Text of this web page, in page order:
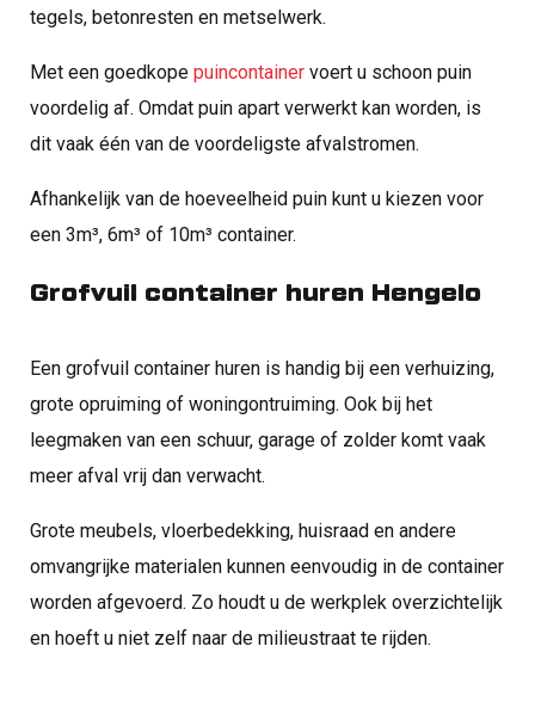
tegels, betonresten en metselwerk.
Met een goedkope puincontainer voert u schoon puin
voordelig af. Omdat puin apart verwerkt kan worden, is
dit vaak één van de voordeligste afvalstromen.
Afhankelijk van de hoeveelheid puin kunt u kiezen voor
een 3m³, 6m³ of 10m³ container.
Grofvuil container huren Hengelo
Een grofvuil container huren is handig bij een verhuizing,
grote opruiming of woningontruiming. Ook bij het
leegmaken van een schuur, garage of zolder komt vaak
meer afval vrij dan verwacht.
Grote meubels, vloerbedekking, huisraad en andere
omvangrijke materialen kunnen eenvoudig in de container
worden afgevoerd. Zo houdt u de werkplek overzichtelijk
en hoeft u niet zelf naar de milieustraat te rijden.